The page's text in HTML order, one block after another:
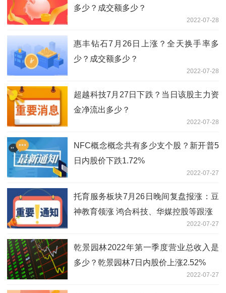
多少？成交额多少？
2022-07-28
惠丰钻石7月26日上涨？全天换手率多
少？成交额多少？
2022-07-28
超越科技7月27日下跌？当日该股主力资
金净流出多少？
2022-07-28
NFC概念概念共有多少支个股？新开普5
日内股价下跌1.72%
2022-07-27
托育服务板块7月26日晚间复盘报涨：豆
神教育领涨 鸿合科技、华媒控股等跟涨
2022-07-27
乾景园林2022年第一季度营业总收入是
多少？乾景园林7日内股价上涨2.52%
2022-07-27